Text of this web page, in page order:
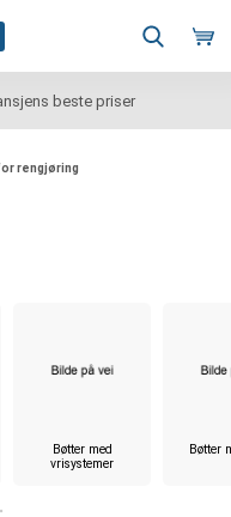
beste priser
rengjøring
Bøtter med
vrisystemer
Bøtter